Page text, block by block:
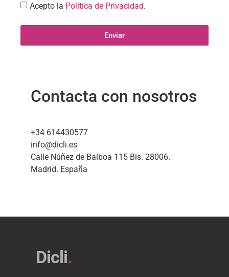
Acepto la Política de Privacidad.
Enviar
Contacta con nosotros
+34 614430577
info@dicli.es
Calle Núñez de Balboa 115 Bis. 28006.
Madrid. España
Dicli.